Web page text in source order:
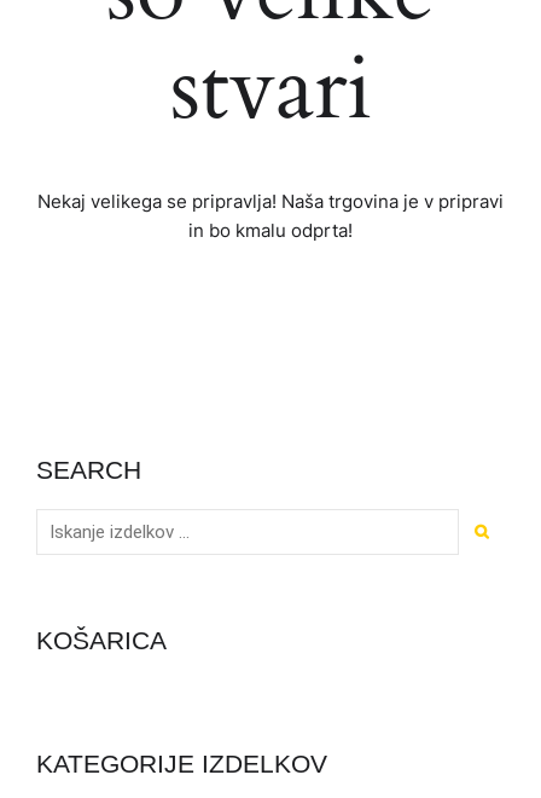
stvari
Nekaj ​​velikega se pripravlja! Naša trgovina je v pripravi
in ​​bo kmalu odprta!
SEARCH
KOŠARICA
KATEGORIJE IZDELKOV